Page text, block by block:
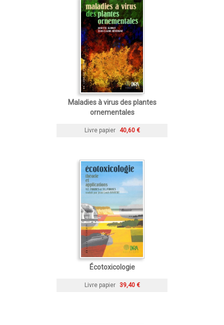
Maladies à virus des plantes
ornementales
Livre papier 40,60 €
Écotoxicologie
Livre papier 39,40 €